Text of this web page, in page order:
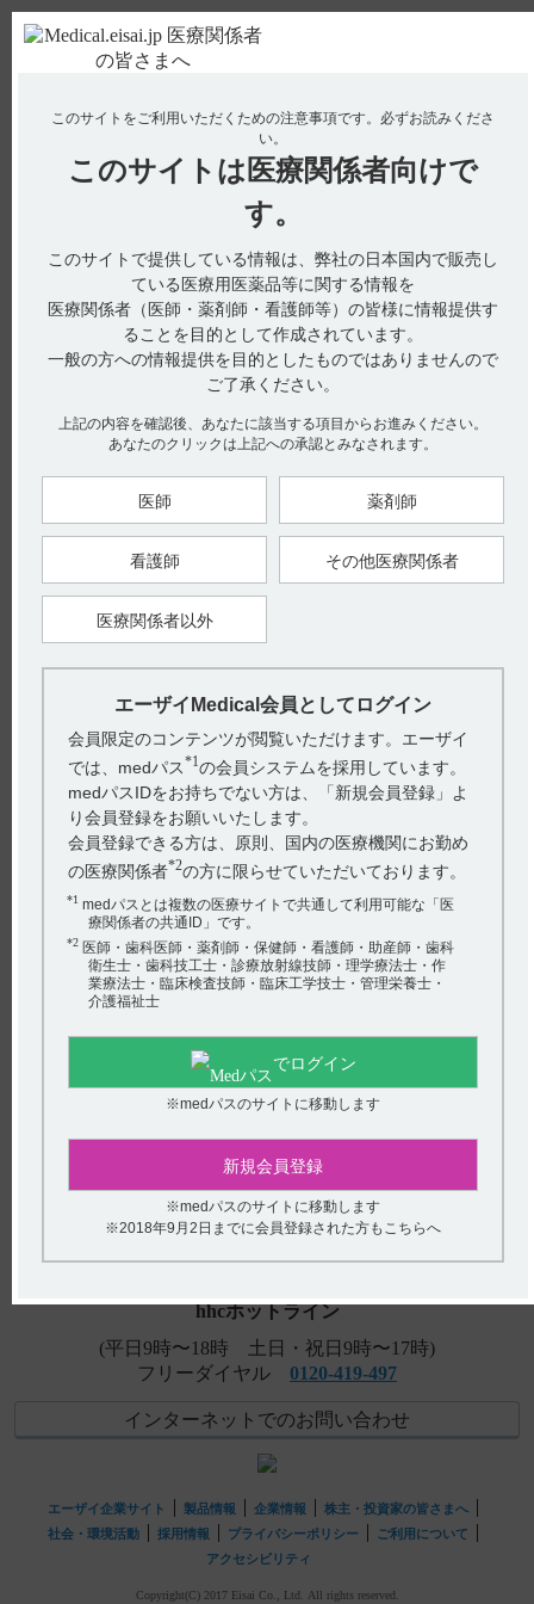
使用期限検索 Drug Information
No : 2150
【クリアクター】 小児への投与に関する注意事
項について教えてください。
【クリアクター】
小児への投与に関する注意事項について教えてください。
電子添文及びインタビューフォームには、小児への投与に関す
る以下の記載があります。
小児等を対象とした臨床試験は実施していない。（引用1）
（解説）
小児等を対象とした臨床試験は実施していないことから本項を
設定した。（引用2）
1）クリアクター静注用40万・静注用80万電子添文 2022年2月
改訂（第1版） 9．特定の背景を有する患者に関する注意 9．7
2）クリアクター静注用40万・静注用80万インタビューフォー
ム 2022年6月改訂（第10版） VIII．安全性（使用上の注意等）
に関する項目 6．特定の背景を有する患者に関する注意 （7）
【更新年月】
2022年12月
戻る
関連するQ&A
【ケアラム】 食事の影響について教えてください。
【クリアクター】 他剤との配合変化に関する情報はあり
ますか？
【ケアラム】 高齢者への投与に関する注意事項について
教えてください。
について教えてください。
【ケイツーＮ静注】 警告とその設定理由について教えて
アンケート:ご意見をお聞かせください
(選択してください)
送信する
このサイトをご利用いただくための注意事項です。 必ずお読みくださ
い。
このサイトは 医療関係者向けで
す。
このサイトで提供している情報は、弊社の日本国内で販売し
ている医療用医薬品等に関する情報を
医療関係者（医師・薬剤師・看護師等）の皆様に情報提供す
ることを目的として作成されています。
一般の方への情報提供を目的としたものではありませんので
ご了承ください。
上記の内容を確認後、あなたに該当する項目からお進みください。
あなたのクリックは上記への承認とみなされます。
医師 薬剤師
看護師 その他医療関係者
医療関係者以外
エーザイMedical会員としてログイン
会員限定のコンテンツが閲覧いただけます。エーザイ
では、medパス*1の会員システムを採用しています。
medパスIDをお持ちでない方は、「新規会員登録」よ
り会員登録をお願いいたします。
会員登録できる方は、原則、国内の医療機関にお勤め
の医療関係者*2の方に限らせていただいております。
*1 medパスとは複数の医療サイトで共通して利用可能な「医
療関係者の共通ID」です。
*2 医師・歯科医師・薬剤師・保健師・看護師・助産師・歯科
衛生士・歯科技工士・診療放射線技師・理学療法士・作
業療法士・臨床検査技師・臨床工学技士・管理栄養士・
介護福祉士
でログイン
※medパスのサイトに移動します
新規会員登録
※medパスのサイトに移動します
※2018年9月2日までに会員登録された方もこちらへ
hhcホットライン
(平日9時〜18時 土日・祝日9時〜17時)
フリーダイヤル 0120-419-497
インターネットでのお問い合わせ
エーザイ企業サイト 製品情報 企業情報
株主・投資家の皆さまへ
社会・環境活動
採用情報 プライバシーポリシー
ご利用について
アクセシビリティ
Copyright(C) 2017 Eisai Co., Ltd. All rights reserved.